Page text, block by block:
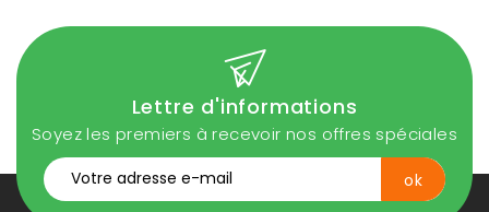
Lettre d'informations
Soyez les premiers à recevoir nos offres spéciales